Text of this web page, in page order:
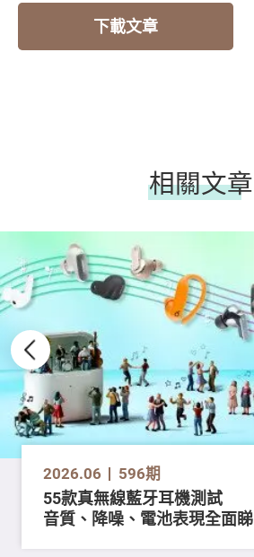
下載文章
相關文章
2026.06 596期
55款真無線藍牙耳機測試
音質、降噪、電池表現全面睇